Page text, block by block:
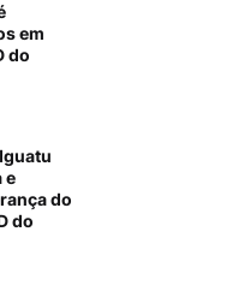
em
do
e
do
do